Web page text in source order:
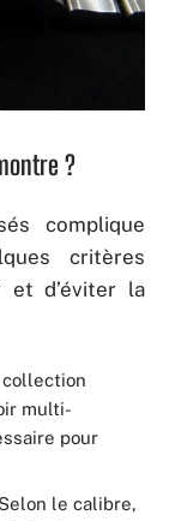
?
complique
critères
et d’éviter la
multi-
pour
Selon le calibre,